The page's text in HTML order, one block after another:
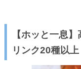
【ホッと一息
リンク20種以上